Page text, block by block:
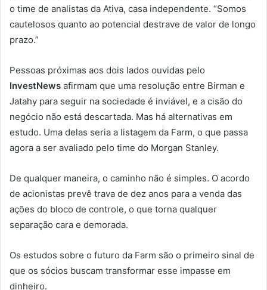
o time de analistas da Ativa, casa independente. “Somos
cautelosos quanto ao potencial destrave de valor de longo
prazo.”
Pessoas próximas aos dois lados ouvidas pelo
InvestNews afirmam que uma resolução entre Birman e
Jatahy para seguir na sociedade é inviável, e a cisão do
negócio não está descartada. Mas há alternativas em
estudo. Uma delas seria a listagem da Farm, o que passa
agora a ser avaliado pelo time do Morgan Stanley.
De qualquer maneira, o caminho não é simples. O acordo
de acionistas prevê trava de dez anos para a venda das
ações do bloco de controle, o que torna qualquer
separação cara e demorada.
Os estudos sobre o futuro da Farm são o primeiro sinal de
que os sócios buscam transformar esse impasse em
dinheiro.